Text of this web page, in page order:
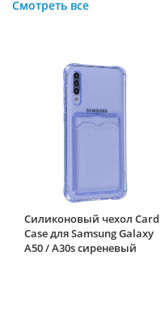
Смотреть все
Силиконовый чехол Card
Case для Samsung Galaxy
A50 / A30s сиреневый